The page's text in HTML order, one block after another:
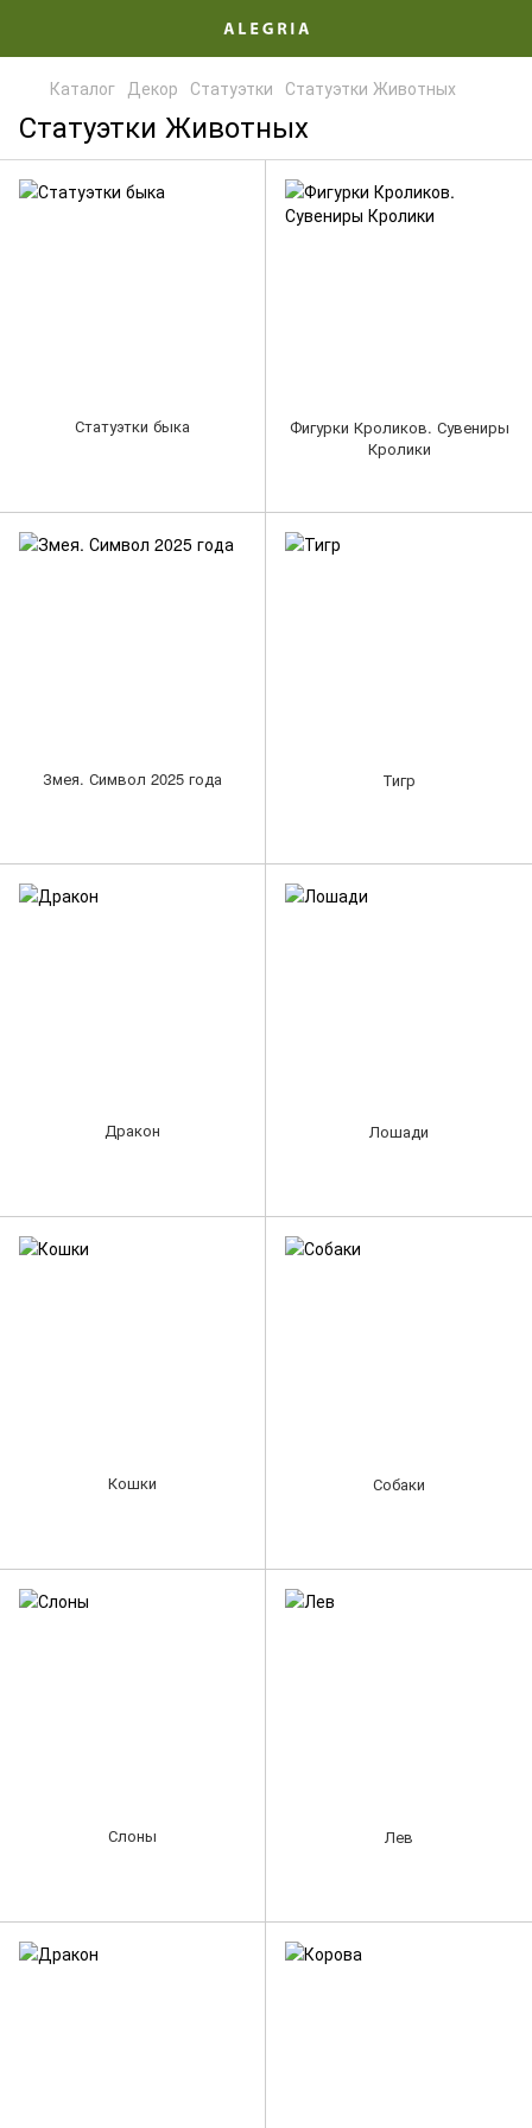
Каталог Декор Статуэтки Статуэтки Животных
Статуэтки Животных
Статуэтки быка
Фигурки Кроликов. Сувениры
Кролики
Змея. Символ 2025 года Тигр
Дракон Лошади
Кошки Собаки
Слоны Лев